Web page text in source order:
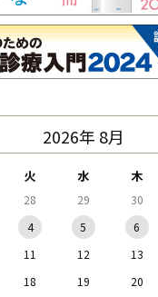
2026年 8月
火 水 木
28 29 30
4 5 6
11 12 13
18 19 20